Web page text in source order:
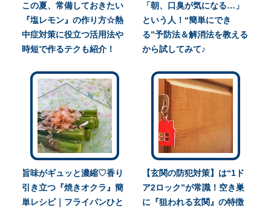
この夏、常備しておきたい
『塩レモン』の作り方☆熱
中症対策に役立つ活用法や
時短で作るテクも紹介！
「朝、口臭が気になる…」
という人！“簡単にでき
る”予防法＆解消法を教える
から試してみて♪
旨味がギュッと濃縮♡香り
引き立つ『焼きオクラ』簡
単レシピ｜フライパンひと
【玄関の防犯対策】は“1ド
ア2ロック”が常識！空き巣
に『狙われる玄関』の特徴